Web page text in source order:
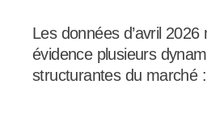
Les données d’avril
évidence plusieurs
structurantes du marché :